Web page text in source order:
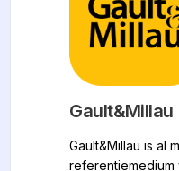
Gault&Millau
Gault&Millau is al